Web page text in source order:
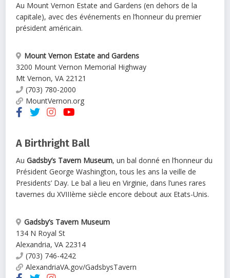
Au Mount Vernon Estate and Gardens (en dehors de la
capitale), avec des événements en l’honneur du premier
président américain.
Mount Vernon Estate and Gardens
3200 Mount Vernon Memorial Highway
Mt Vernon, VA 22121
(703) 780-2000
MountVernon.org
A Birthright Ball
AuGadsby’s Tavern Museum, un bal donné en l’honneur du
Président George Washington, tous les ans la veille de
Presidents’ Day. Le bal a lieu en Virginie, dans l’unes rares
tavernes du XVIIIème siècle encore debout aux Etats-Unis.
Gadsby’s Tavern Museum
134 N Royal St
Alexandria, VA 22314
(703) 746-4242
AlexandriaVA.gov/GadsbysTavern